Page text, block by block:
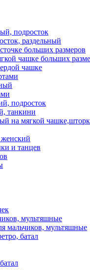
подросток
раздельный
больших размеров
чашке больших
чашке
подросток
танкини
на мягкой
женский
и танцев
мультяшные
мальчиков, мультяшные
батал